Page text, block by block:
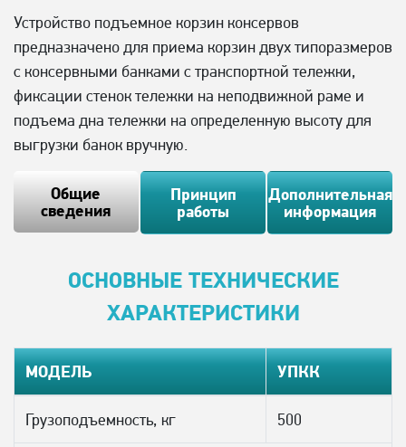
Устройство подъемное корзин консервов
предназначено для приема корзин двух типоразмеров
с консервными банками с транспортной тележки,
фиксации стенок тележки на неподвижной раме и
подъема дна тележки на определенную высоту для
выгрузки банок вручную.
Общие
сведения
Принцип
работы
Дополнительная
информация
ОСНОВНЫЕ ТЕХНИЧЕСКИЕ
ХАРАКТЕРИСТИКИ
МОДЕЛЬ УПКК
Грузоподъемность, кг 500